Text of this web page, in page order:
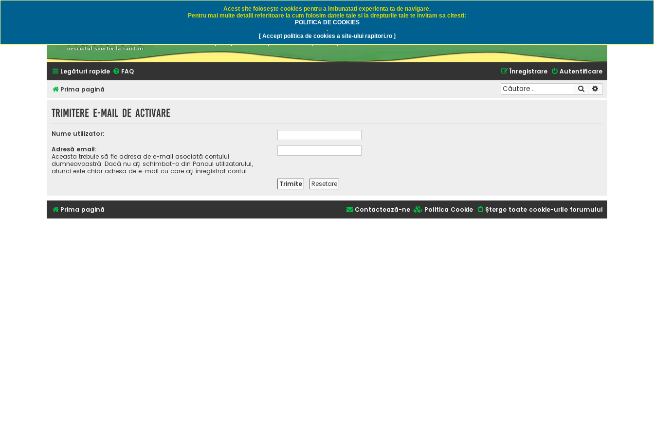
Rapitori.ro - Pescuit sportiv
Discutii despre pescuit sportiv la rapitori, pescuitul cu naluci sau momeli naturale
Legături rapide FAQ Autentificare
Înregistrare
Prima pagină Căutare
Trimitere e-mail de activare
Nume utilizator:
Adresă email:
Aceasta trebuie să fie adresa de e-mail asociată contului
dumneavoastră. Dacă nu aţi schimbat-o din Panoul utilizatorului,
atunci este chiar adresa de e-mail cu care aţi înregistrat contul.
Acest site foloseşte cookies pentru a imbunatati experienta ta de navigare.
Pentru mai multe detalii referitoare la cum folosim datele tale si la drepturile tale te invitam sa citesti:
POLITICA DE COOKIES
.
[ Accept politica de cookies a site-ului rapitori.ro ]
Prima pagină Şterge toate cookie-urile forumului
Politica Cookie
Contactează-ne